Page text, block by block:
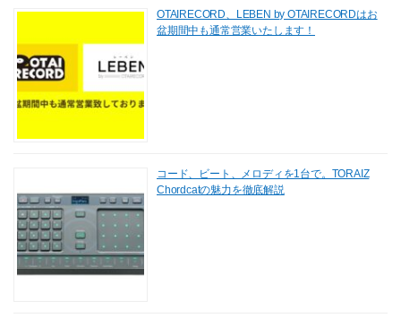
OTAIRECORD、LEBEN by OTAIRECORDはお
盆期間中も通常営業いたします！
コード、ビート、メロディを1台で。TORAIZ
Chordcatの魅力を徹底解説